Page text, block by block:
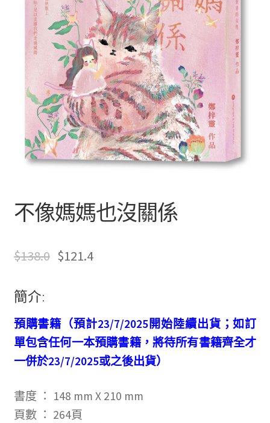
無紙書
聯絡我們+郵費
海外訂購書籍
登入
不像媽媽也沒關係
$138.0 $121.4
簡介:
預購書籍（預計23/7/2025開始陸續出貨；如訂
單包含任何一本預購書籍，將待所有書籍齊全才
一併於23/7/2025或之後出貨）
書度 ： 148 mm X 210 mm
頁數 ： 264頁